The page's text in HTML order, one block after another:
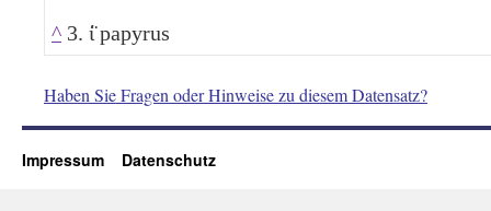
^ 3. ί̈ papyrus
Haben Sie Fragen oder Hinweise zu diesem Datensatz?
Impressum Datenschutz